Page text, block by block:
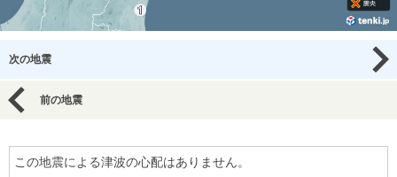
次の地震
前の地震
この地震による津波の心配はありません。